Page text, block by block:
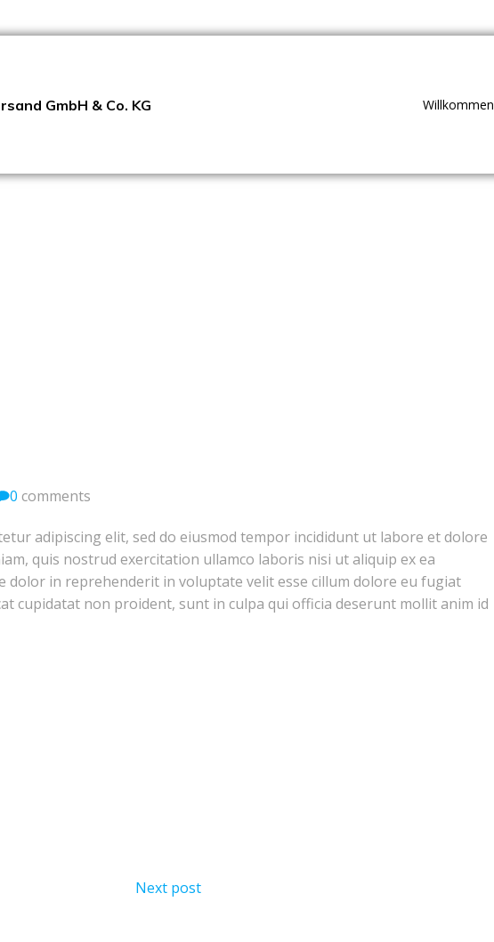
GmbH & Co. KG Willkommen
0 comments
adipiscing elit, sed do eiusmod tempor incididunt ut labore et dolore
quis nostrud exercitation ullamco laboris nisi ut aliquip ex ea
dolor in reprehenderit in voluptate velit esse cillum dolore eu fugiat
cupidatat non proident, sunt in culpa qui officia deserunt mollit anim id
Next post